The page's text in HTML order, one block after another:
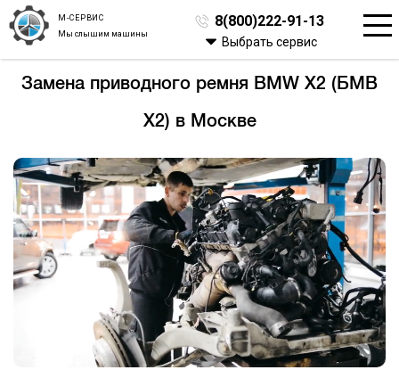
М-СЕРВИС
Мы слышим машины
8(800)222-91-13
Выбрать сервис
Замена приводного ремня BMW X2 (БМВ
Х2) в Москве